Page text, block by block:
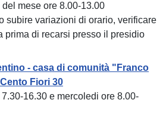
del mese ore 8.00-13.00
subire variazioni di orario, verificare
prima di recarsi presso il presidio
- casa di comunità "Franco
Fiori 30
16.30 e mercoledi ore 8.00-